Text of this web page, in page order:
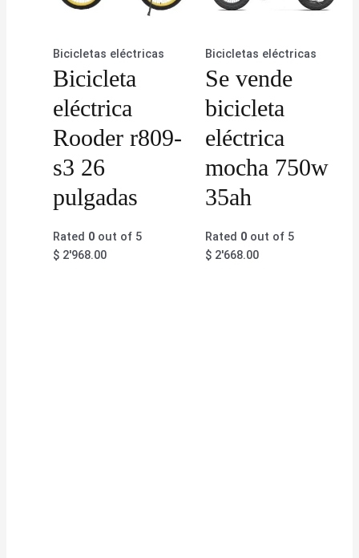
Bicicletas eléctricas
Bicicleta
eléctrica
Rooder r809-
s3 26
pulgadas
Rated 0 out of 5
$ 2'968.00
Bicicletas eléctricas
Se vende
bicicleta
eléctrica
mocha 750w
35ah
Rated 0out of 5
$2'668.00